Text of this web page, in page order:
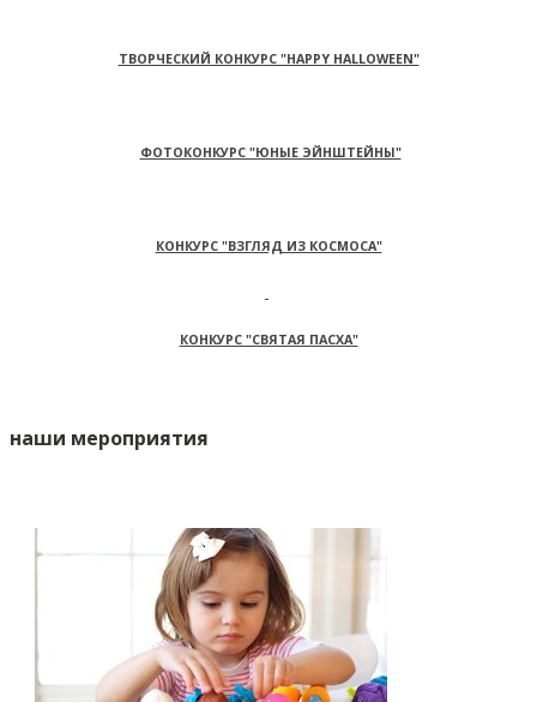
ТВОРЧЕСКИЙ КОНКУРС "HAPPY HALLOWEEN"
ФОТОКОНКУРС "ЮНЫЕ ЭЙНШТЕЙНЫ"
КОНКУРС "ВЗГЛЯД ИЗ КОСМОСА"
КОНКУРС "СВЯТАЯ ПАСХА"
наши мероприятия